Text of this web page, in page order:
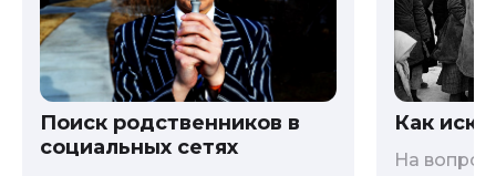
Поиск родственников в
социальных сетях
Как
На вопрос